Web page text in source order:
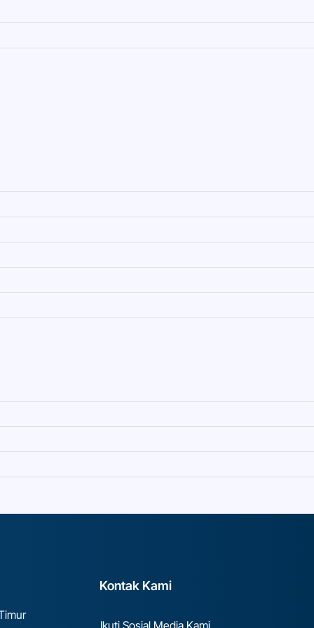
Kontak Kami
Ikuti Sosial Media Kami